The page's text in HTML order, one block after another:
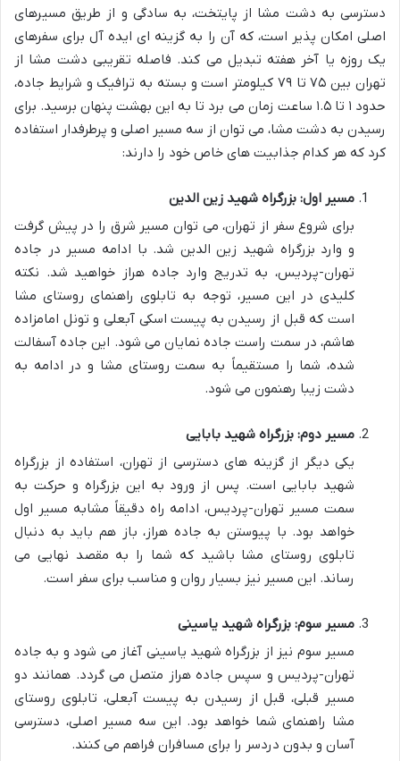
دسترسی به دشت مشا از پایتخت، به سادگی و از طریق مسیرهای
اصلی امکان پذیر است، که آن را به گزینه ای ایده آل برای سفرهای
یک روزه یا آخر هفته تبدیل می کند. فاصله تقریبی دشت مشا از
تهران بین ۷۵ تا ۷۹ کیلومتر است و بسته به ترافیک و شرایط جاده،
حدود ۱ تا ۱.۵ ساعت زمان می برد تا به این بهشت پنهان برسید. برای
رسیدن به دشت مشا، می توان از سه مسیر اصلی و پرطرفدار استفاده
کرد که هر کدام جذابیت های خاص خود را دارند:
مسیر اول: بزرگراه شهید زین الدین
برای شروع سفر از تهران، می توان مسیر شرق را در پیش گرفت
و وارد بزرگراه شهید زین الدین شد. با ادامه مسیر در جاده
تهران-پردیس، به تدریج وارد جاده هراز خواهید شد. نکته
کلیدی در این مسیر، توجه به تابلوی راهنمای روستای مشا
است که قبل از رسیدن به پیست اسکی آبعلی و تونل امامزاده
هاشم، در سمت راست جاده نمایان می شود. این جاده آسفالت
شده، شما را مستقیماً به سمت روستای مشا و در ادامه به
دشت زیبا رهنمون می شود.
مسیر دوم: بزرگراه شهید بابایی
یکی دیگر از گزینه های دسترسی از تهران، استفاده از بزرگراه
شهید بابایی است. پس از ورود به این بزرگراه و حرکت به
سمت مسیر تهران-پردیس، ادامه راه دقیقاً مشابه مسیر اول
خواهد بود. با پیوستن به جاده هراز، باز هم باید به دنبال
تابلوی روستای مشا باشید که شما را به مقصد نهایی می
رساند. این مسیر نیز بسیار روان و مناسب برای سفر است.
مسیر سوم: بزرگراه شهید یاسینی
مسیر سوم نیز از بزرگراه شهید یاسینی آغاز می شود و به جاده
تهران-پردیس و سپس جاده هراز متصل می گردد. همانند دو
مسیر قبلی، قبل از رسیدن به پیست آبعلی، تابلوی روستای
مشا راهنمای شما خواهد بود. این سه مسیر اصلی، دسترسی
آسان و بدون دردسر را برای مسافران فراهم می کنند.